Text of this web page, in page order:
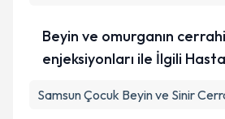
Beyin ve omurganın
enjeksiyonları ile İlgili
Samsun Çocuk Beyin ve Sinir